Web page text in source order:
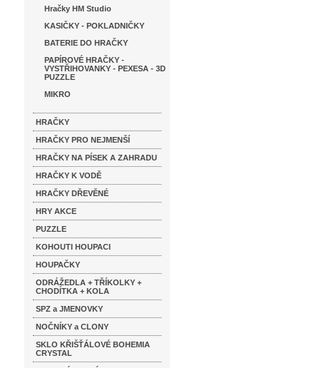
Hračky HM Studio
KASIČKY - POKLADNIČKY
BATERIE DO HRAČKY
PAPÍROVÉ HRAČKY -
VYSTŘIHOVANKY - PEXESA - 3D
PUZZLE
MIKRO
HRAČKY
HRAČKY PRO NEJMENŠÍ
HRAČKY NA PÍSEK A ZAHRADU
HRAČKY K VODĚ
HRAČKY DŘEVĚNÉ
HRY AKCE
PUZZLE
KOHOUTI HOUPACI
HOUPAČKY
ODRÁŽEDLA + TŘÍKOLKY +
CHODÍTKA + KOLA
SPZ a JMENOVKY
NOČNÍKY a CLONY
SKLO KŘIŠŤÁLOVÉ BOHEMIA
CRYSTAL